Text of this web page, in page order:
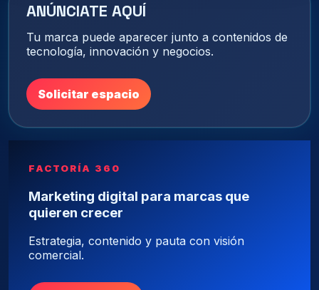
ANÚNCIATE AQUÍ
Tu marca puede aparecer junto a contenidos de
tecnología, innovación y negocios.
Solicitar espacio
FACTORÍA 360
Marketing digital para marcas que
quieren crecer
Estrategia, contenido y pauta con visión
comercial.